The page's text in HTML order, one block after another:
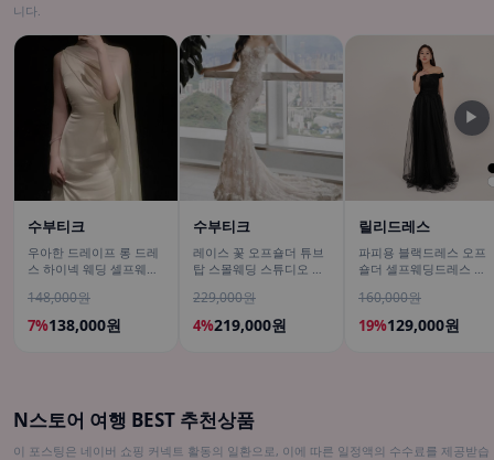
니다.
수부티크
우아한 드레이프 롱 드레
스 하이넥 웨딩 셀프웨딩
148,000원
7%138,000원
수부티크
레이스 꽃 오프숄더 튜브
탑 스몰웨딩 스튜디오 스
229,000원
4%219,000원
릴리드레스
파피용 블랙드레스 오프
숄더 셀프웨딩드레스 연
레스
160,000원
19%129,000원
▶
N스토어 여행 BEST 추천상품
이 포스팅은 네이버 쇼핑 커넥트 활동의 일환으로, 이에 따른 일정액의 수수료를 제공받습